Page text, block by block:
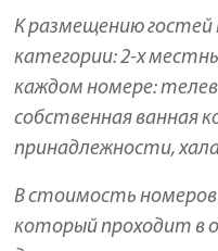
К размещению гостей
категории: 2-х
каждом номере:
собственная ванная
принадлежности,
В стоимость
который проходит в